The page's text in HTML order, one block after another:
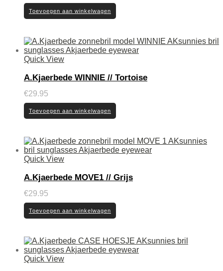
Toevoegen aan winkelwagen
Quick View
A.Kjaerbede WINNIE // Tortoise
€29.95
Toevoegen aan winkelwagen
Quick View
A.Kjaerbede MOVE1 // Grijs
€29.95
Toevoegen aan winkelwagen
Quick View